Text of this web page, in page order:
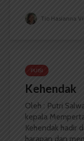
Tio Hasianna
PUISI
Kehendak
Oleh : Putri
kepala
Kehendak hadir
harapan dan